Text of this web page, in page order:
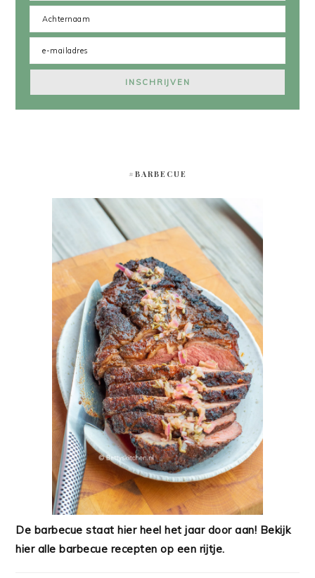
#BARBECUE
De barbecue staat hier heel het jaar door aan! Bekijk
hier alle barbecue recepten op een rijtje.